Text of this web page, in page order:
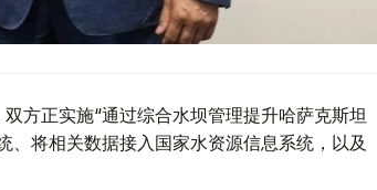
方正实施“通过综合水坝管理提升哈萨克斯坦
、将相关数据接入国家水资源信息系统，以及